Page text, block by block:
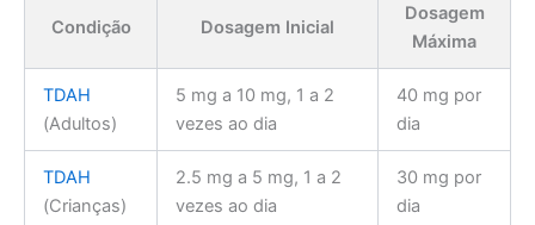
Condição Dosagem Inicial
Dosagem
Máxima
TDAH
(Adultos)
5 mg a 10 mg, 1 a 2
vezes ao dia
40 mg por
dia
TDAH
(Crianças)
2.5 mg a 5 mg, 1 a 2
vezes ao dia
30 mg por
dia